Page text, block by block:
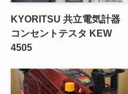
KYORITSU 共立電気計器
コンセントテスタ KEW
4505